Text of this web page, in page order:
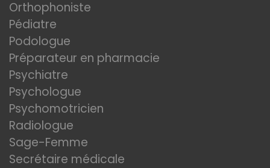
Orthophoniste
Pédiatre
Podologue
Préparateur en pharmacie
Psychiatre
Psychologue
Psychomotricien
Radiologue
Sage-Femme
Secrétaire médicale